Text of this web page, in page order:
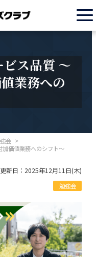
ス品質 ～
業務への
会 >
価値業務へのシフト～
新日：2025年12月11日(木)
勉強会